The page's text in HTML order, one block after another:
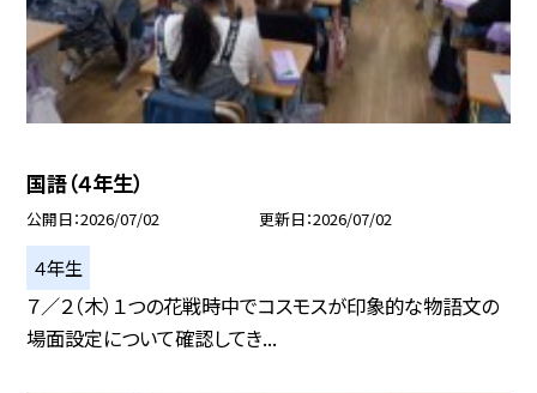
国語（４年生）
公開日 2026/07/02 更新日 2026/07/02
４年生
７／２（木）１つの花戦時中でコスモスが印象的な物語文の
場面設定について確認してき...